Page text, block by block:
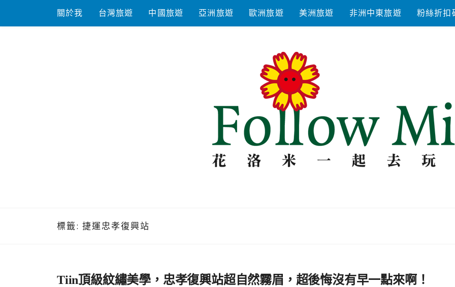
content
關於我 台灣旅遊 中國旅遊 亞洲旅遊 歐洲旅遊 美洲旅遊 非洲中東旅遊 粉絲折扣
標籤: 捷運忠孝復興站
Tiin頂級紋繡美學，忠孝復興站超自然霧眉，超後悔沒有早一點來啊！